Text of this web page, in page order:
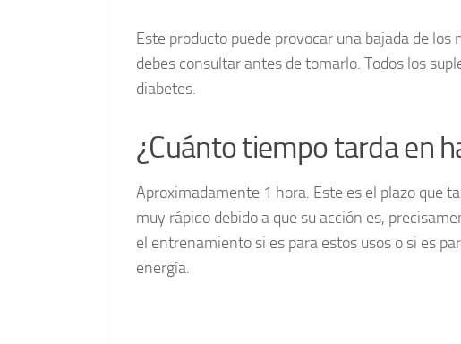
Este producto puede provocar una bajada de
debes consultar antes de tomarlo. Todos los
diabetes.
¿Cuánto tiempo tarda en
Aproximadamente 1 hora. Este es el plazo que
muy rápido debido a que su acción es,
el entrenamiento si es para estos usos o si es
energía.